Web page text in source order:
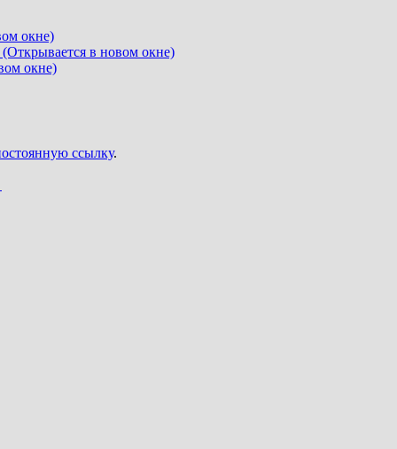
окне)
в новом окне)
окне)
ссылку.